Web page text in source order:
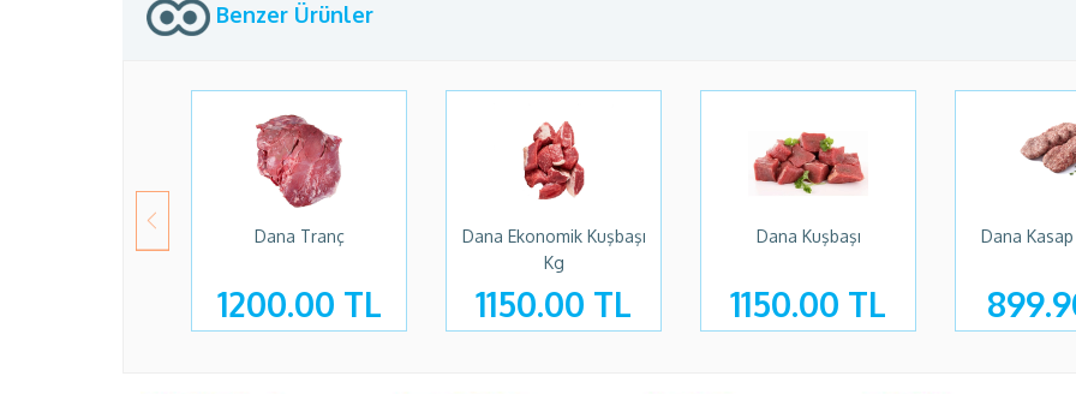
Benzer Ürünler
Dana Tranç
1200.00 TL
Dana Ekonomik Kuşbaşı
Kg
1150.00 TL
Dana Kuşbaşı
1150.00 TL
Dana